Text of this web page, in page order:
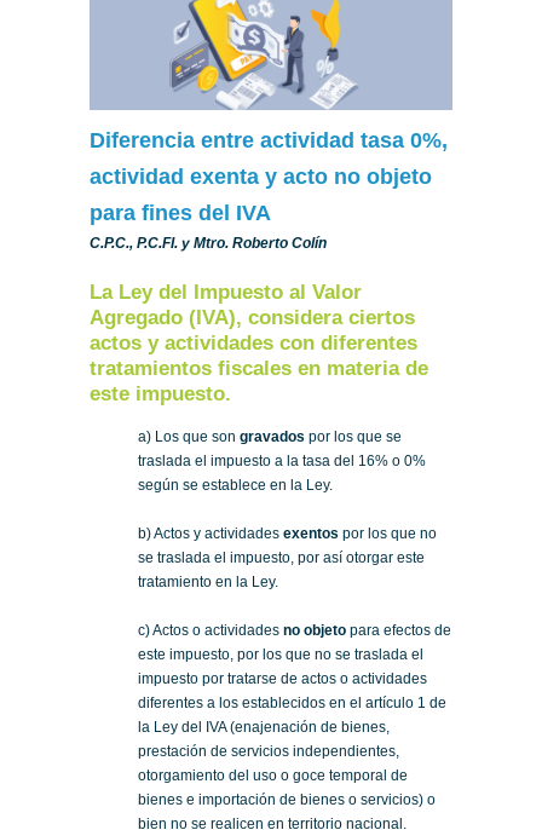
Diferencia entre actividad tasa 0%,
actividad exenta y acto no objeto
para fines del IVA
C.P.C., P.C.FI. y Mtro. Roberto Colín
La Ley del Impuesto al Valor
Agregado (IVA), considera ciertos
actos y actividades con diferentes
tratamientos fiscales en materia de
este impuesto.
a) Los que son gravados por los que se
traslada el impuesto a la tasa del 16% o 0%
según se establece en la Ley.
b) Actos y actividades exentos por los que no
se traslada el impuesto, por así otorgar este
tratamiento en la Ley.
c) Actos o actividades no objeto para efectos de
este impuesto, por los que no se traslada el
impuesto por tratarse de actos o actividades
diferentes a los establecidos en el artículo 1 de
la Ley del IVA (enajenación de bienes,
prestación de servicios independientes,
otorgamiento del uso o goce temporal de
bienes e importación de bienes o servicios) o
bien no se realicen en territorio nacional.